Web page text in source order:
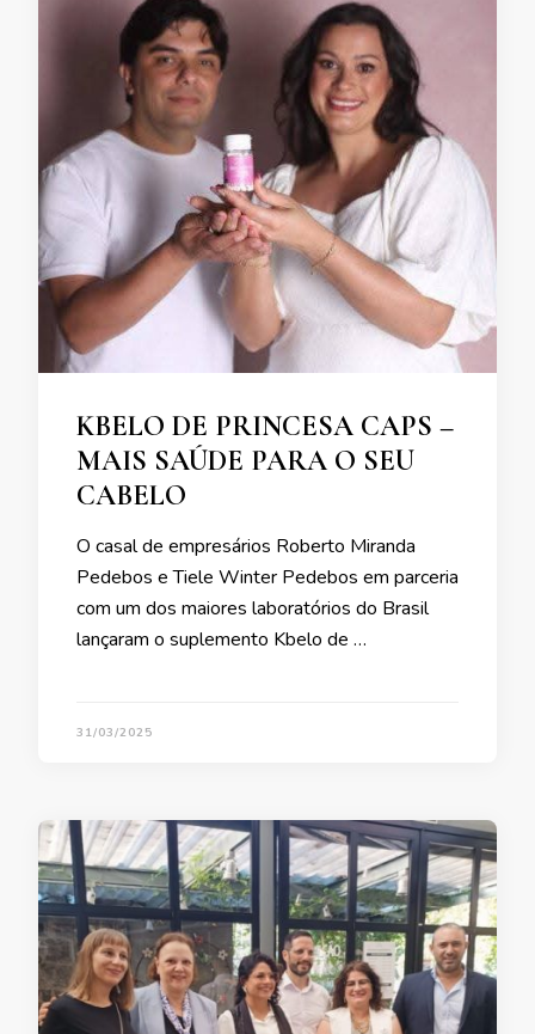
KBELO DE PRINCESA CAPS –
MAIS SAÚDE PARA O SEU
CABELO
O casal de empresários Roberto Miranda
Pedebos e Tiele Winter Pedebos em parceria
com um dos maiores laboratórios do Brasil
lançaram o suplemento Kbelo de …
31/03/2025